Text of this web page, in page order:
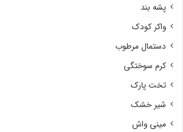
پشه بند
واکر کودک
دستمال مرطوب
کرم سوختگی
تخت پارک
شیر خشک
مینی واش